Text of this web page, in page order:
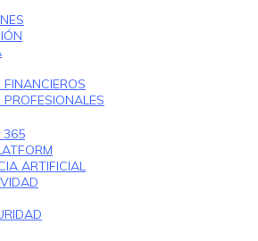
FINANCIEROS
PROFESIONALES
365
ARTIFICIAL